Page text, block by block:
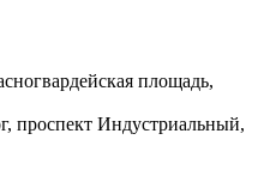
площадь,
проспект Индустриальный,